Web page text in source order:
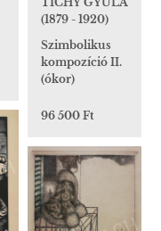
(1879 - 1920)
Szimbolikus
kompozíció II.
(ókor)
96 500 Ft